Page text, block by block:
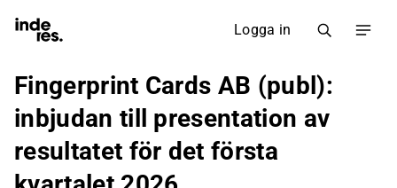
Logga in
Fingerprint Cards AB (publ):
inbjudan till presentation av
resultatet för det första